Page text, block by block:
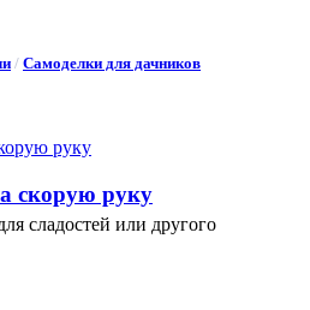
/ Самоделки для дачников
скорую руку
сладостей или другого